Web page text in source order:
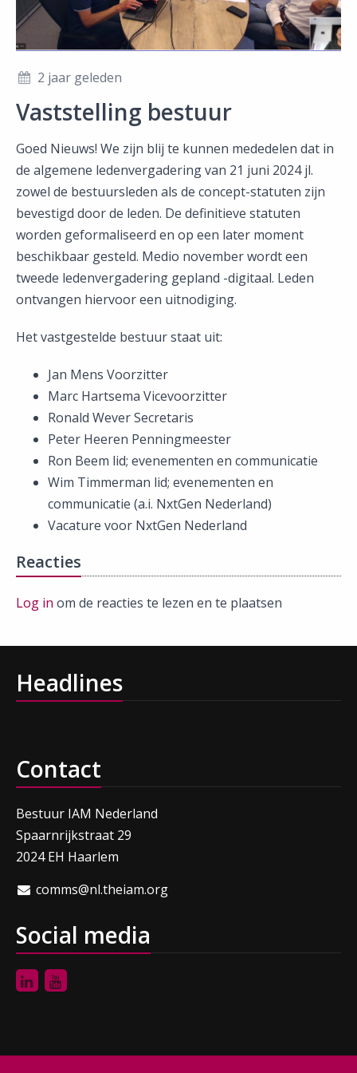
2 jaar geleden
Vaststelling bestuur
Goed Nieuws! We zijn blij te kunnen mededelen dat in
de algemene ledenvergadering van 21 juni 2024 jl.
zowel de bestuursleden als de concept-statuten zijn
bevestigd door de leden. De definitieve statuten
worden geformaliseerd en op een later moment
beschikbaar gesteld. Medio november wordt een
tweede ledenvergadering gepland -digitaal. Leden
ontvangen hiervoor een uitnodiging.
Het vastgestelde bestuur staat uit:
Jan Mens Voorzitter
Marc Hartsema Vicevoorzitter
Ronald Wever Secretaris
Peter Heeren Penningmeester
Ron Beem lid; evenementen en communicatie
Wim Timmerman lid; evenementen en
communicatie (a.i. NxtGen Nederland)
Vacature voor NxtGen Nederland
Reacties
Log in om de reacties te lezen en te plaatsen
Headlines
Contact
Bestuur IAM Nederland
Spaarnrijkstraat 29
2024 EH Haarlem
comms@nl.theiam.org
Social media